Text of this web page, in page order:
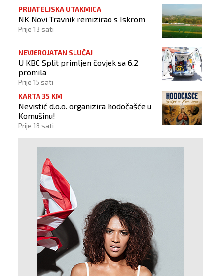
PRIJATELJSKA UTAKMICA
NK Novi Travnik remizirao s Iskrom
Prije 13 sati
NEVJEROJATAN SLUČAJ
U KBC Split primljen čovjek sa 6.2
promila
Prije 15 sati
KARTA 35 KM
Nevistić d.o.o. organizira hodočašće u
Komušinu!
Prije 18 sati